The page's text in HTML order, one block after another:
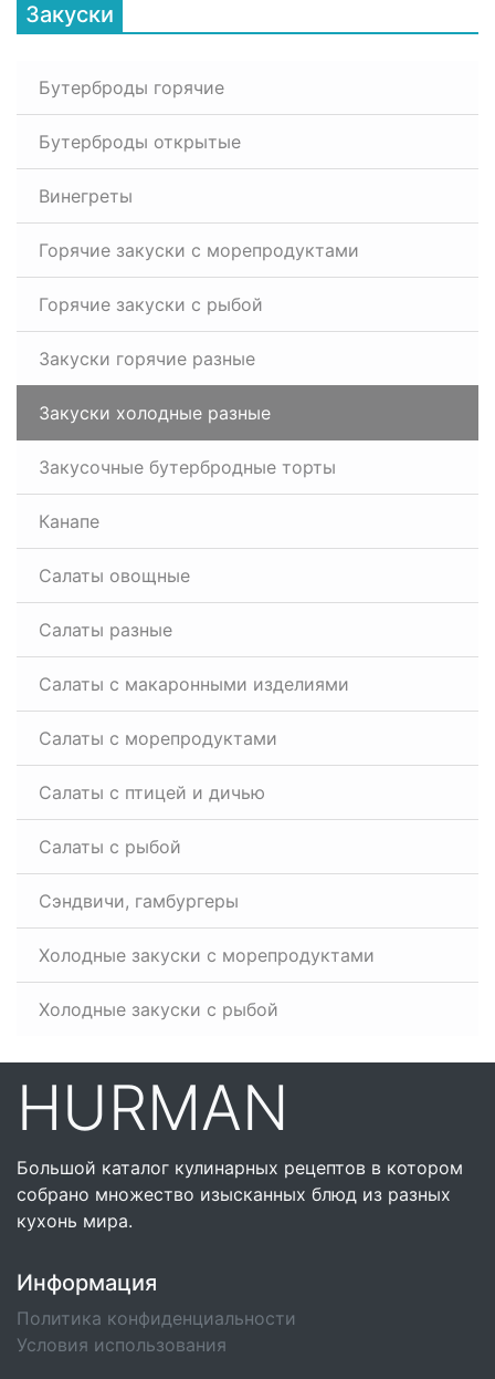
Закуски
Бутерброды горячие
Бутерброды открытые
Винегреты
Горячие закуски с морепродуктами
Горячие закуски с рыбой
Закуски горячие разные
Закуски холодные разные
Закусочные бутербродные торты
Канапе
Салаты овощные
Салаты разные
Салаты с макаронными изделиями
Салаты с морепродуктами
Салаты с птицей и дичью
Салаты с рыбой
Сэндвичи, гамбургеры
Холодные закуски с морепродуктами
Холодные закуски с рыбой
HURMAN
Большой каталог кулинарных рецептов в котором
собрано множество изысканных блюд из разных
кухонь мира.
Информация
Политика конфиденциальности
Условия использования